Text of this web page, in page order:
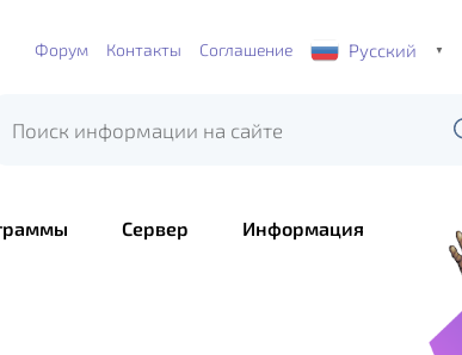
Форум Контакты Соглашение Русский ▼
Сервер Информация